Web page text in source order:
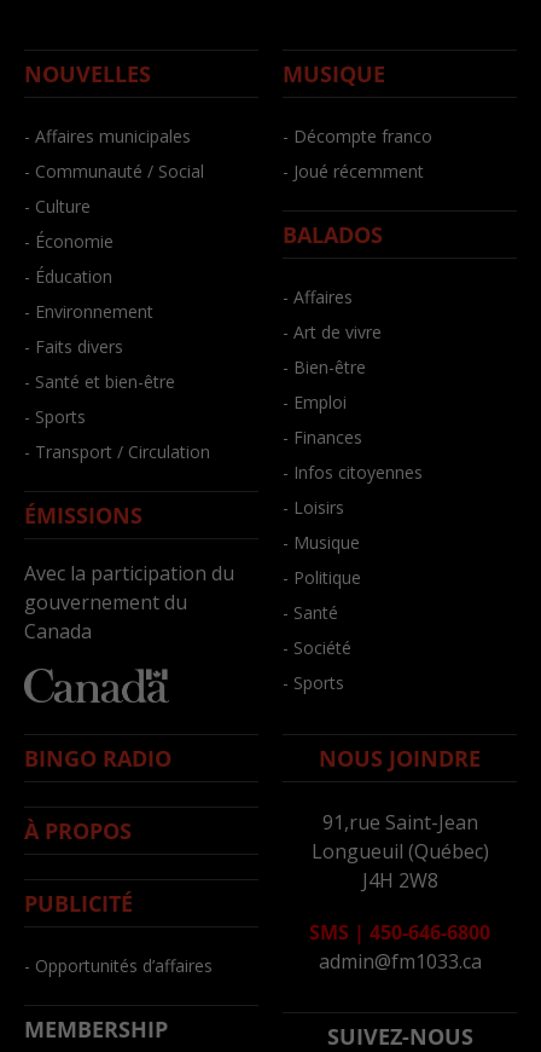
NOUVELLES
- Affaires municipales
- Communauté / Social
- Culture
- Économie
- Éducation
- Environnement
- Faits divers
- Santé et bien-être
- Sports
- Transport / Circulation
ÉMISSIONS
Avec la participation du
gouvernement du
Canada
MUSIQUE
- Décompte franco
- Joué récemment
BALADOS
- Affaires
- Art de vivre
- Bien-être
- Emploi
- Finances
- Infos citoyennes
- Loisirs
- Musique
- Politique
- Santé
- Société
- Sports
BINGO RADIO
À PROPOS
PUBLICITÉ
- Opportunités d’affaires
MEMBERSHIP
NOUS JOINDRE
91,rue Saint-Jean
Longueuil (Québec)
J4H 2W8
SMS | 450-646-6800
admin@fm1033.ca
SUIVEZ-NOUS